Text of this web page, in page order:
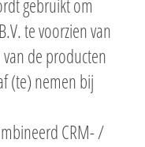
gebruikt om
te voorzien van
de producten
(te) nemen bij
CRM- /